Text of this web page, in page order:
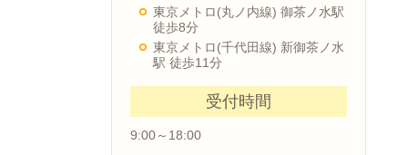
東京メトロ(丸ノ内線) 御茶ノ水駅
徒歩8分
東京メトロ(千代田線) 新御茶ノ水
駅 徒歩11分
受付時間
9:00～18:00